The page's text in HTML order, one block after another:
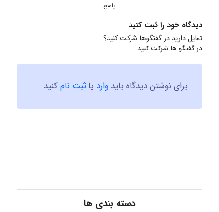
پاسخ
دیدگاه خود را ثبت کنید
تمایل دارید در گفتگوها شرکت کنید؟
در گفتگو ها شرکت کنید.
برای نوشتن دیدگاه باید وارد یا ثبت نامکنید.
دسته بندی ها